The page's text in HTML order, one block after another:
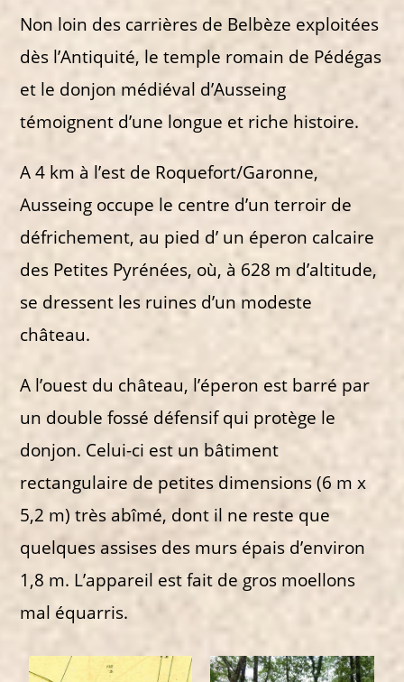
Non loin des carrières de Belbèze exploitées
dès l’Antiquité, le temple romain de Pédégas
et le donjon médiéval d’Ausseing
témoignent d’une longue et riche histoire.
A 4 km à l’est de Roquefort/Garonne,
Ausseing occupe le centre d’un terroir de
défrichement, au pied d’ un éperon calcaire
des Petites Pyrénées, où, à 628 m d’altitude,
se dressent les ruines d’un modeste
château.
A l’ouest du château, l’éperon est barré par
un double fossé défensif qui protège le
donjon. Celui-ci est un bâtiment
rectangulaire de petites dimensions (6 m x
5,2 m) très abîmé, dont il ne reste que
quelques assises des murs épais d’environ
1,8 m. L’appareil est fait de gros moellons
mal équarris.